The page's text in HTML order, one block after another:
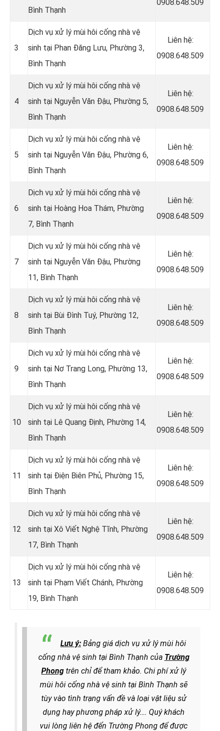
Bình Thạnh
0908.648.509
3
Dịch vụ xử lý mùi hôi cống nhà vệ
sinh tại Phan Đăng Lưu, Phường 3,
Bình Thạnh
Liên hệ:
0908.648.509
4
Dịch vụ xử lý mùi hôi cống nhà vệ
sinh tại Nguyễn Văn Đậu, Phường 5,
Bình Thạnh
Liên hệ:
0908.648.509
5
Dịch vụ xử lý mùi hôi cống nhà vệ
sinh tại Nguyễn Văn Đậu, Phường 6,
Bình Thạnh
Liên hệ:
0908.648.509
6
Dịch vụ xử lý mùi hôi cống nhà vệ
sinh tại Hoàng Hoa Thám, Phường
7, Bình Thạnh
Liên hệ:
0908.648.509
7
Dịch vụ xử lý mùi hôi cống nhà vệ
sinh tại Nguyễn Văn Đậu, Phường
11, Bình Thạnh
Liên hệ:
0908.648.509
8
Dịch vụ xử lý mùi hôi cống nhà vệ
sinh tại Bùi Đình Tuý, Phường 12,
Bình Thạnh
Liên hệ:
0908.648.509
9
Dịch vụ xử lý mùi hôi cống nhà vệ
sinh tại Nơ Trang Long, Phường 13,
Bình Thạnh
Liên hệ:
0908.648.509
10
Dịch vụ xử lý mùi hôi cống nhà vệ
sinh tại Lê Quang Định, Phường 14,
Bình Thạnh
Liên hệ:
0908.648.509
11
Dịch vụ xử lý mùi hôi cống nhà vệ
sinh tại Điện Biên Phủ, Phường 15,
Bình Thạnh
Liên hệ:
0908.648.509
12
Dịch vụ xử lý mùi hôi cống nhà vệ
sinh tại Xô Viết Nghệ Tĩnh, Phường
17, Bình Thạnh
Liên hệ:
0908.648.509
13
Dịch vụ xử lý mùi hôi cống nhà vệ
sinh tại Phạm Viết Chánh, Phường
19, Bình Thạnh
Liên hệ:
0908.648.509
Lưu ý: Bảng giá dịch vụ xử lý mùi hôi
cống nhà vệ sinh tại Bình Thạnh của Trường
Phong trên chỉ để tham khảo. Chi phí xử lý
mùi hôi cống nhà vệ sinh tại Bình Thạnh sẽ
tùy vào tình trạng vấn đề và loại vật liệu sử
dụng hay phương pháp xử lý…. Quý khách
vui lòng liên hệ đến Trường Phong để được